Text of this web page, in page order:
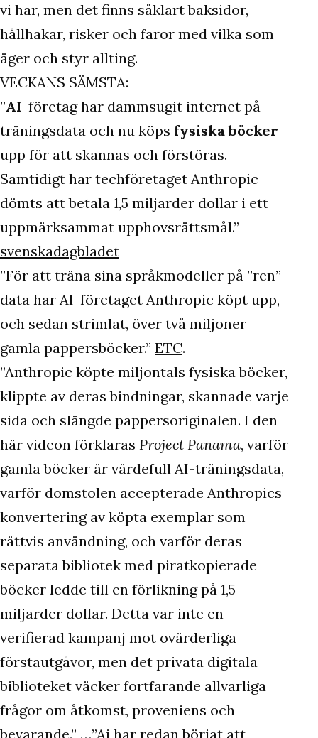
vi har, men det finns såklart baksidor,
hållhakar, risker och faror med vilka som
äger och styr allting.
VECKANS SÄMSTA:
”AI-företag har dammsugit internet på
träningsdata och nu köps fysiska böcker
upp för att skannas och förstöras.
Samtidigt har techföretaget Anthropic
dömts att betala 1,5 miljarder dollar i ett
uppmärksammat upphovsrättsmål.”
svenskadagbladet
”För att träna sina språkmodeller på ”ren”
data har AI-företaget Anthropic köpt upp,
och sedan strimlat, över två miljoner
gamla pappersböcker.” ETC.
”Anthropic köpte miljontals fysiska böcker,
klippte av deras bindningar, skannade varje
sida och slängde pappersoriginalen. I den
här videon förklaras Project Panama, varför
gamla böcker är värdefull AI-träningsdata,
varför domstolen accepterade Anthropics
konvertering av köpta exemplar som
rättvis användning, och varför deras
separata bibliotek med piratkopierade
böcker ledde till en förlikning på 1,5
miljarder dollar. Detta var inte en
verifierad kampanj mot ovärderliga
förstautgåvor, men det privata digitala
biblioteket väcker fortfarande allvarliga
frågor om åtkomst, proveniens och
bevarande.” …”Ai har redan börjat att